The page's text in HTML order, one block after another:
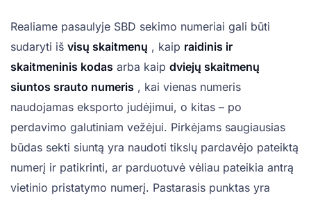
Realiame pasaulyje SBD sekimo numeriai gali būti
sudaryti iš visų skaitmenų , kaip raidinis ir
skaitmeninis kodas arba kaip dviejų skaitmenų
siuntos srauto numeris , kai vienas numeris
naudojamas eksporto judėjimui, o kitas – po
perdavimo galutiniam vežėjui. Pirkėjams saugiausias
būdas sekti siuntą yra naudoti tikslų pardavėjo pateiktą
numerį ir patikrinti, ar parduotuvė vėliau pateikia antrą
vietinio pristatymo numerį. Pastarasis punktas yra